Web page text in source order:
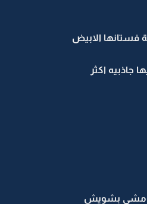
فستانها الابيض
جاذبيه اكثر
امشي بشويش